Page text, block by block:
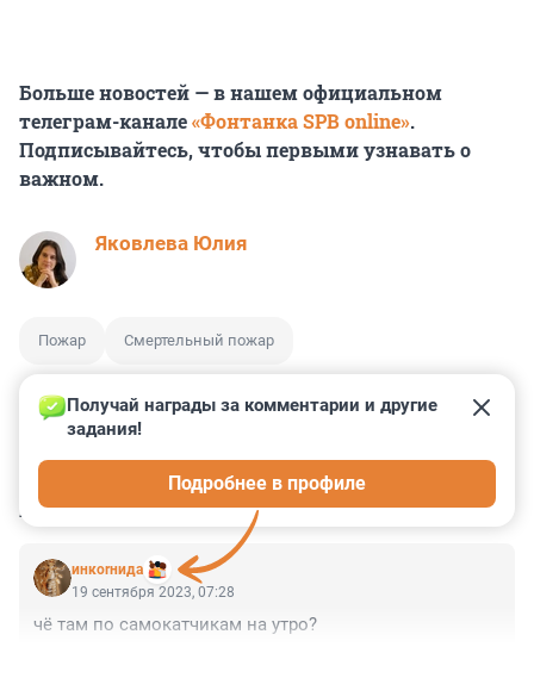
Больше новостей — в нашем официальном
телеграм-канале«Фонтанка SPB online».
Подписывайтесь, чтобы первыми узнавать о
важном.
Яковлева Юлия
Пожар Смертельный пожар
КОММЕНТАРИИ 2
инкоrнида
Получай награды за комментарии и другие
задания!
Подробнее в профиле
19 сентября 2023, 07:28
чё там по самокатчикам на утро?